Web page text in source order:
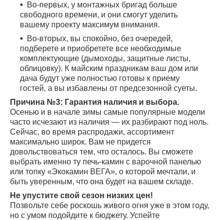
Во-первых, у монтажных бригад больше
свободного времени, и они смогут уделить
вашему проекту максимум внимания.
Во-вторых, вы спокойно, без очередей,
подберете и приобретете все необходимые
комплектующие (дымоходы, защитные листы,
облицовку). К майским праздникам ваш дом или
дача будут уже полностью готовы к приему
гостей, а вы избавлены от предсезонной суеты.
Причина №3: Гарантия наличия и выбора.
Осенью и в начале зимы самые популярные модели
часто исчезают из наличия — их разбирают под ноль.
Сейчас, во время распродажи, ассортимент
максимально широк. Вам не придется
довольствоваться тем, что осталось. Вы сможете
выбрать именно ту печь-камин с варочной панелью
или топку «Экокамин ВЕГА», о которой мечтали, и
быть уверенным, что она будет на вашем складе.
Не упустите свой сезон низких цен!
Позвольте себе роскошь живого огня уже в этом году,
но с умом подойдите к бюджету. Успейте